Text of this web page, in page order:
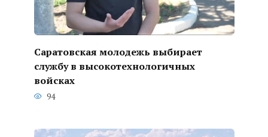
Саратовская молодежь выбирает
службу в высокотехнологичных
войсках
94